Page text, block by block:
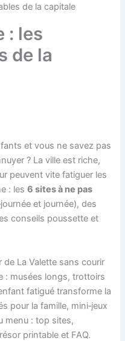
de la capitale
: les
de la
et vous ne savez pas
? La ville est riche,
peuvent vite fatiguer les
: les6 sites à ne pas
et journée), des
conseils poussette et
La Valette sans courir
: musées longs, trottoirs
fatigué transforme la
pour la famille, mini‑jeux
menu : top sites,
printable et FAQ.